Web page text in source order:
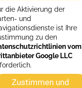
die Aktivierung der
und
ist Ihre
zu den
vom
Google LLC
Zustimmen und